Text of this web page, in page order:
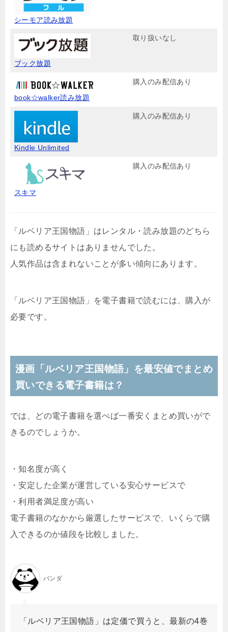
シーモア読み放題
ブック放題
取り扱いなし
book☆walker読み放題
購入のみ配信あり
Kindle Unlimited
購入のみ配信あり
スキマ
購入のみ配信あり
「ルベリア王国物語」はレンタル・読み放題のどちら
にも読めるサイトはありませんでした。
人気作品は含まれないことが多い傾向にあります。
「ルベリア王国物語」を電子書籍で読むには、購入が
必要です。
漫画「ルベリア王国物語」を最安値でまとめ
買いできる電子書籍は？
では、どの電子書籍を選べば一番安くまとめ買いがで
きるのでしょうか。
・知名度が高く
・安定した企業が運営している安心サービスで
・利用者満足度が高い
電子書籍のなかから厳選したサービスで、いくらで購
入できるのか値段を比較しました。
パンダ
「ルベリア王国物語」は定価で買うと、最新の4巻